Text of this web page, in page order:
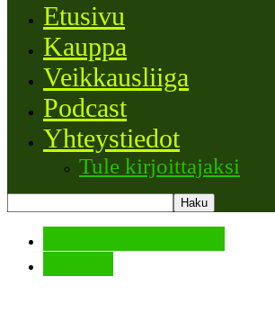
Etusivu
Kauppa
Veikkausliiga
Podcast
Yhteystiedot
Tule kirjoittajaksi